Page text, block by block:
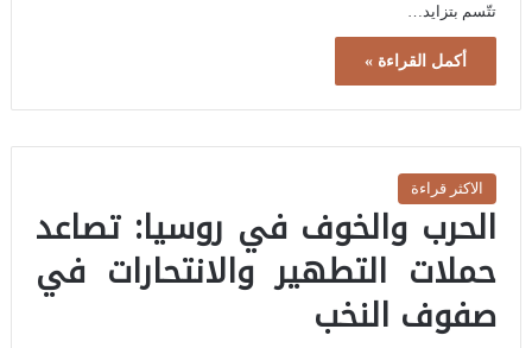
تتّسم بتزايد…
أكمل القراءة »
الاكثر قراءة
الحرب والخوف في روسيا: تصاعد
حملات التطهير والانتحارات في
صفوف النخب